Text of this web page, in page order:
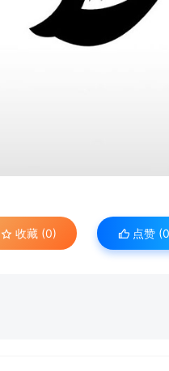
收藏 (0) 点赞 (0